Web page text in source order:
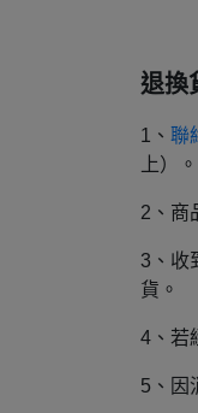
退換
1、 聯
上）。
2、商
3、收
貨。
4、若
5、因